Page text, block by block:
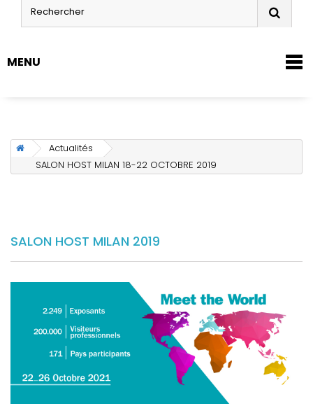
MENU
Actualités
SALON HOST MILAN 18-22 OCTOBRE 2019
SALON HOST MILAN 2019